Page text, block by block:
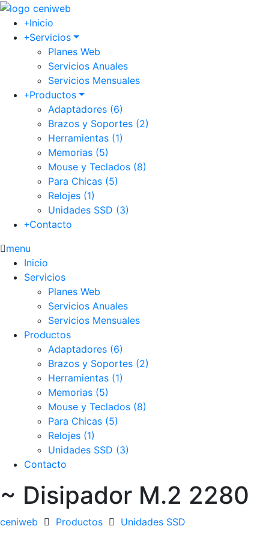
Inicio
Servicios
Planes Web
Servicios Anuales
Servicios Mensuales
Productos
Adaptadores (6)
Brazos y Soportes (2)
Herramientas (1)
Memorias (5)
Mouse y Teclados (8)
Para Chicas (5)
Relojes (1)
Unidades SSD (3)
Contacto
menu
Inicio
Servicios
Planes Web
Servicios Anuales
Servicios Mensuales
Productos
Adaptadores (6)
Brazos y Soportes (2)
Herramientas (1)
Memorias (5)
Mouse y Teclados (8)
Para Chicas (5)
Relojes (1)
Unidades SSD (3)
Contacto
~ Disipador M.2 2280
ceniweb Productos Unidades SSD